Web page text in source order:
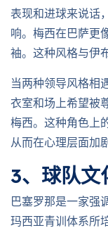
表现和进球来说话
响。梅西在巴萨更
袖。这种风格与伊
当两种领导风格相
衣室和场上希望被
梅西。这种角色上
从而在心理层面加
3、球队文
巴塞罗那是一家强
玛西亚青训体系所